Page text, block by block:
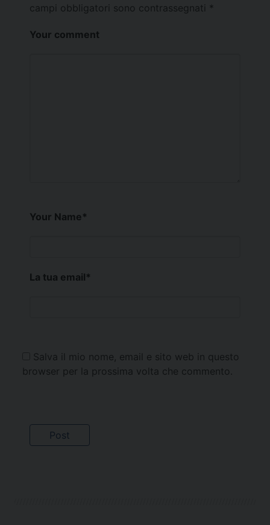
campi obbligatori sono contrassegnati *
Your comment
Your Name*
La tua email*
Salva il mio nome, email e sito web in questo
browser per la prossima volta che commento.